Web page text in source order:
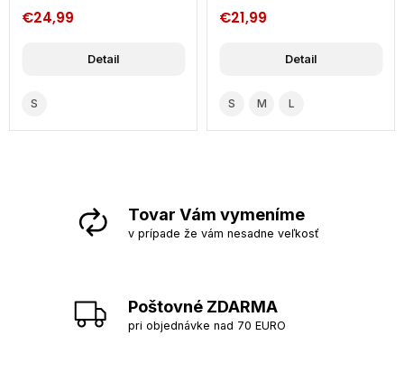
Tovar Vám vymeníme
v prípade že vám nesadne veľkosť
Poštovné ZDARMA
pri objednávke nad 70 EURO